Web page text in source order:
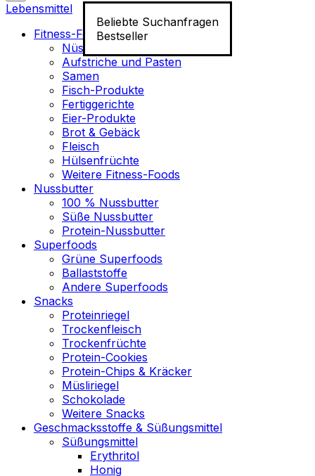
Beliebte Suchanfragen
Bestseller
Lebensmittel
Fitness-Food
Nüsse
Aufstriche und Pasten
Samen
Fisch-Produkte
Fertiggerichte
Eier-Produkte
Brot & Gebäck
Fleisch
Hülsenfrüchte
Weitere Fitness-Foods
Nussbutter
100 % Nussbutter
Süße Nussbutter
Protein-Nussbutter
Superfoods
Grüne Superfoods
Ballaststoffe
Andere Superfoods
Snacks
Proteinriegel
Trockenfleisch
Trockenfrüchte
Protein-Cookies
Protein-Chips & Kräcker
Müsliriegel
Schokolade
Weitere Snacks
Geschmacksstoffe & Süßungsmittel
Süßungsmittel
Erythritol
Honig